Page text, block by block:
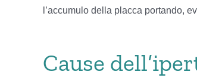
l’accumulo della placca portando,
Cause